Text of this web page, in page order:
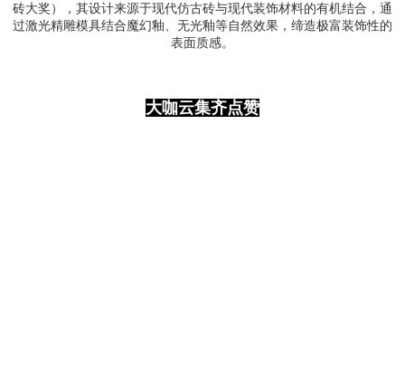
砖大奖），其设计来源于现代仿古砖与现代装饰材料的有机结合，通
过激光精雕模具结合魔幻釉、无光釉等自然效果，缔造极富装饰性的
表面质感。
大咖云集齐点赞